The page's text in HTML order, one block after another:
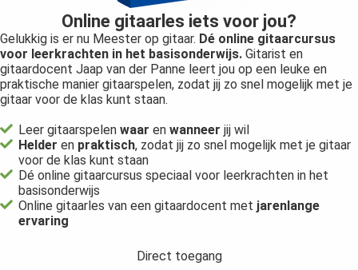
Online gitaarles iets voor jou?
Gelukkig is er nu Meester op gitaar. Dé online gitaarcursus
voor leerkrachten in het basisonderwijs. Gitarist en
gitaardocent Jaap van der Panne leert jou op een leuke en
praktische manier gitaarspelen, zodat jij zo snel mogelijk met je
gitaar voor de klas kunt staan.
Leer gitaarspelenwaarenwanneer jij wil
Helderen praktisch, zodat jij zo snel mogelijk met je gitaar
voor de klas kunt staan
Dé online gitaarcursus speciaal voor leerkrachten in het
basisonderwijs
Online gitaarles van een gitaardocent met jarenlange
ervaring
Direct toegang